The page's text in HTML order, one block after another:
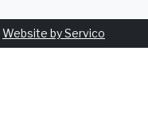
Website by Servico